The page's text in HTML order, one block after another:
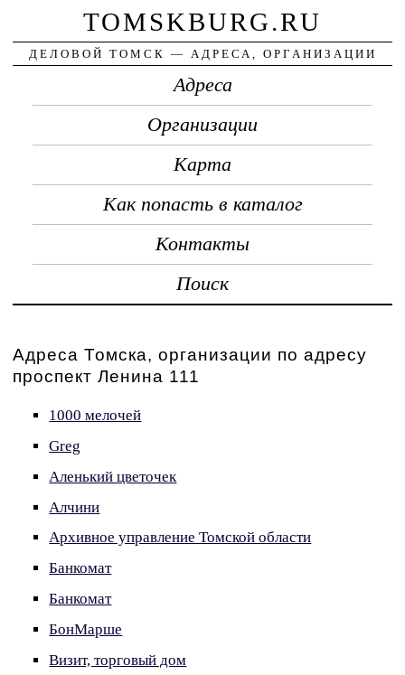
TOMSKBURG.RU
ДЕЛОВОЙ ТОМСК — АДРЕСА, ОРГАНИЗАЦИИ
Адреса
Организации
Карта
Как попасть в каталог
Контакты
Поиск
Адреса Томска, организации по адресу
проспект Ленина 111
1000 мелочей
Greg
Аленький цветочек
Алчини
Архивное управление Томской области
Банкомат
Банкомат
БонМарше
Визит, торговый дом